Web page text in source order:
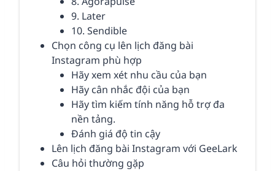
9. Later
10. Sendible
Chọn công cụ lên lịch đăng bài
Instagram phù hợp
Hãy xem xét nhu cầu của bạn
Hãy cân nhắc đội của bạn
Hãy tìm kiếm tính năng hỗ trợ đa
nền tảng.
Đánh giá độ tin cậy
Lên lịch đăng bài Instagram với GeeLark
Câu hỏi thường gặp